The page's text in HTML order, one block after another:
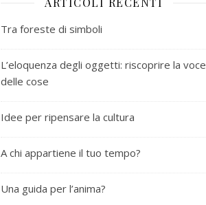
Tra foreste di simboli
L’eloquenza degli oggetti: riscoprire la voce
delle cose
Idee per ripensare la cultura
A chi appartiene il tuo tempo?
Una guida per l’anima?